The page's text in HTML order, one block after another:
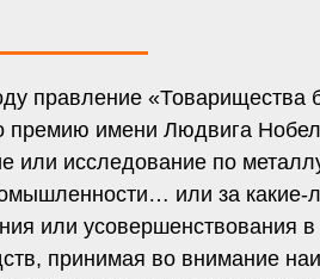
правление «Товарищества
премию имени Людвига
или исследование по
или за
или усовершенствования в
принимая во внимание